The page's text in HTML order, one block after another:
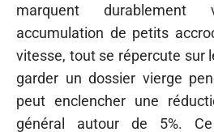
marquent
accumulation de petits
vitesse, tout se répercute sur
garder un dossier vierge
peut enclencher une
général autour de 5%. Ce